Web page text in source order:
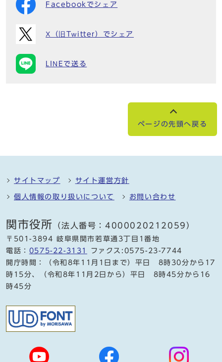
Facebookでシェア
X（旧Twitter）でシェア
LINEで送る
ページの先頭へ戻る
サイトマップ サイト運営方針
個人情報の取り扱いについて お問い合わせ
関市役所 （法人番号：4000020212059）
〒501-3894 岐阜県関市若草通3丁目1番地
電話： 0575-22-3131
ファクス:0575-23-7744
開庁時間：（令和8年11月1日まで）平日 8時30分から17
時15分、（令和8年11月2日から）平日 8時45分から16
時45分